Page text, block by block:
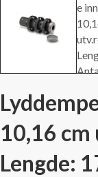
10,16 cm
Lengde: